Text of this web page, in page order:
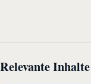
Relevante